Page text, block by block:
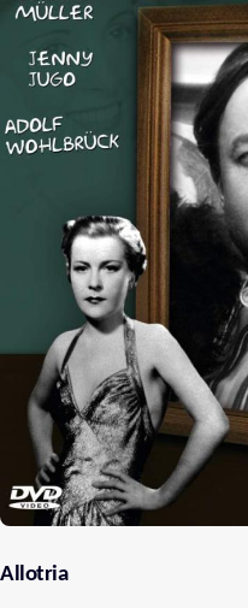
Allotria